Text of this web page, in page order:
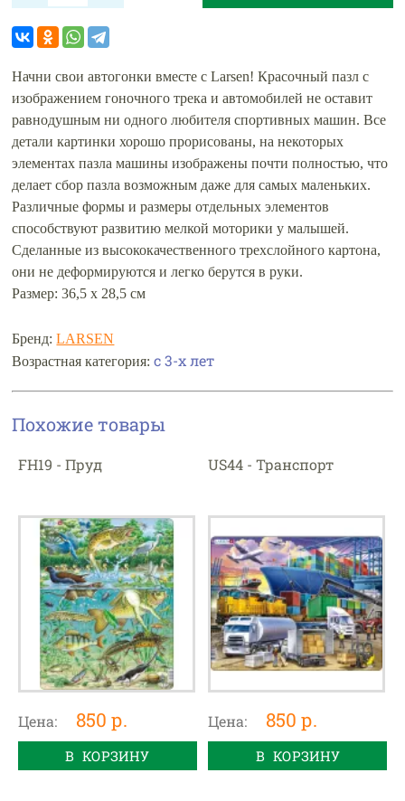
Начни свои автогонки вместе с Larsen! Красочный пазл с
изображением гоночного трека и автомобилей не оставит
равнодушным ни одного любителя спортивных машин. Все
детали картинки хорошо прорисованы, на некоторых
элементах пазла машины изображены почти полностью, что
делает сбор пазла возможным даже для самых маленьких.
Различные формы и размеры отдельных элементов
способствуют развитию мелкой моторики у малышей.
Сделанные из высококачественного трехслойного картона,
они не деформируются и легко берутся в руки.
Размер: 36,5 х 28,5 см
Бренд:LARSEN
Возрастная категория:с 3-х лет
Похожие товары
FH19 - Пруд
Цена: 850 р.
В КОРЗИНУ
US44 - Транспорт
Цена: 850 р.
В КОРЗИНУ